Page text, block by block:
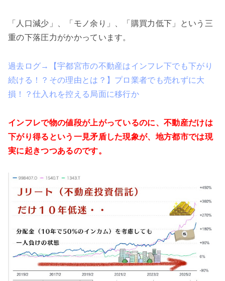
「人口減少」、「モノ余り」、「購買力低下」という三
重の下落圧力がかかっています。
過去ログ→【宇都宮市の不動産はインフレ下でも下がり
続ける！？その理由とは？】プロ業者でも売れずに大
損！？仕⼊れを控える局⾯に移⾏か
インフレで物の値段が上がっているのに、不動産だけは
下がり得るという一見矛盾した現象が、地方都市では現
実に起きつつあるのです。